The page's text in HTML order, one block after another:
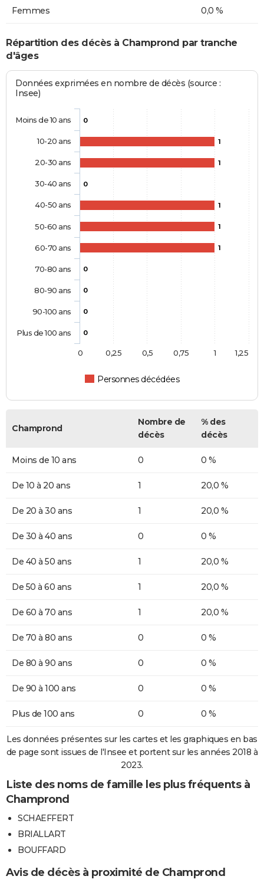
Femmes 0,0 %
Répartition des décès à Champrond par tranche
d'âges
Données exprimées en nombre de décès (source :
Insee)
0
1
1
0
1
1
1
0
0
0
0
Personnes décédées
Moins de 10 ans
10-20 ans
20-30 ans
30-40 ans
40-50 ans
50-60 ans
60-70 ans
70-80 ans
80-90 ans
90-100 ans
Plus de 100 ans
0 1
0,25 0,5 0,75 1,25
Champrond
Nombre de
décès
% des
décès
Moins de 10 ans 0 0 %
De 10 à 20 ans 1 20,0 %
De 20 à 30 ans 1 20,0 %
De 30 à 40 ans 0 0 %
De 40 à 50 ans 1 20,0 %
De 50 à 60 ans 1 20,0 %
De 60 à 70 ans 1 20,0 %
De 70 à 80 ans 0 0 %
De 80 à 90 ans 0 0 %
De 90 à 100 ans 0 0 %
Plus de 100 ans 0 0 %
Les données présentes sur les cartes et les graphiques en bas
de page sont issues de l'Insee et portent sur les années 2018 à
2023.
Liste des noms de famille les plus fréquents à
Champrond
SCHAEFFERT
BRIALLART
BOUFFARD
Avis de décès à proximité de Champrond